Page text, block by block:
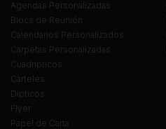
Agendas Personalizadas
Blocs de Reunión
Calendarios Personalizados
Carpetas Personalizadas
Cuadrípticos
Carteles
Dípticos
Flyer
Papel de Carta